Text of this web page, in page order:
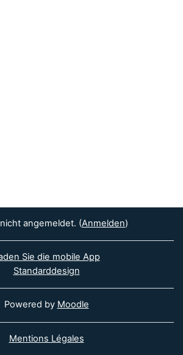
angemeldet. (Anmelden)
Sie die mobile App
Standarddesign
Powered by Moodle
Mentions Légales